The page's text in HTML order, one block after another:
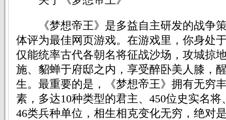
《梦想帝王》是多益自主研发的战争
体评为最佳网页游戏。在游戏里，你身处
仅能统率古代各朝名将征战沙场，攻城掠
施、貂蝉于府邸之内，享受醉卧美人膝，
生。最重要的是，《梦想帝王》拥有无穷
素，多达10种类型的君主、450位史实名将
46类兵种单位，相生相克变化无穷，绝对